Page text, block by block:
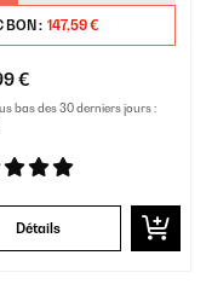
BON : 147,59 €
€
bas des 30 derniers jours :
Détails